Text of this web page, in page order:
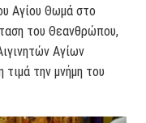
Αγίου Θωμά στο
του Θεανθρώπου,
Αγίων
τιμά την μνήμη του